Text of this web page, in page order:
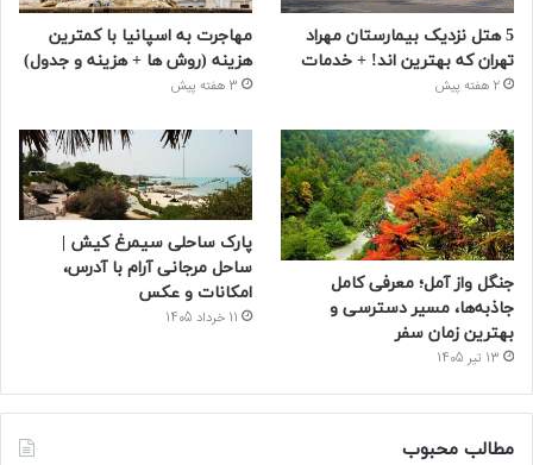
5 هتل نزدیک بیمارستان مهراد
تهران که بهترین‌ اند! + خدمات
2 هفته پیش
مهاجرت به اسپانیا با کمترین
هزینه (روش ها + هزینه و جدول)
3 هفته پیش
جنگل واز آمل؛ معرفی کامل
جاذبه‌ها، مسیر دسترسی و
بهترین زمان سفر
13 تیر 1405
پارک ساحلی سیمرغ کیش |
ساحل مرجانی آرام با آدرس،
امکانات و عکس
11 خرداد 1405
مطالب محبوب